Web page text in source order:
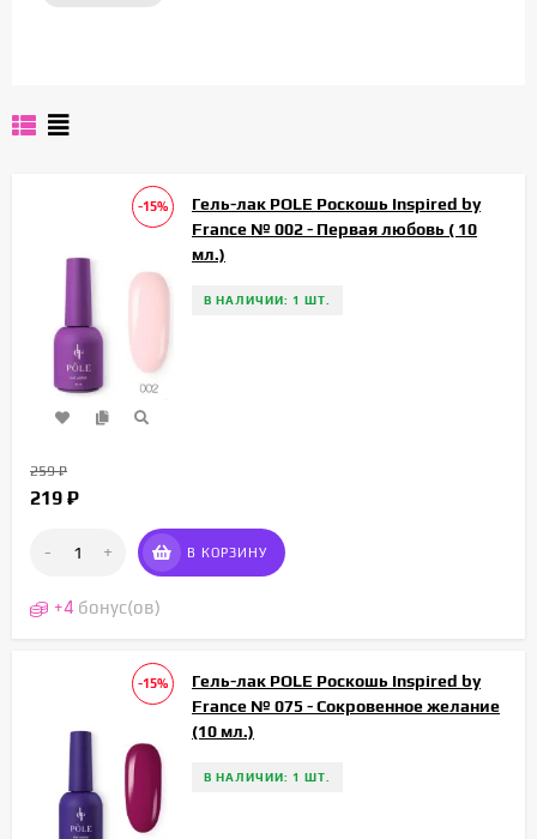
-15%
Гель-лак POLE Роскошь Inspired by
France № 002 - Первая любовь ( 10
мл.)
В НАЛИЧИИ: 1 ШТ.
259₽
219 ₽
- + В КОРЗИНУ
+4 бонус(ов)
-15%
Гель-лак POLE Роскошь Inspired by
France № 075 - Сокровенное желание
(10 мл.)
В НАЛИЧИИ: 1 ШТ.